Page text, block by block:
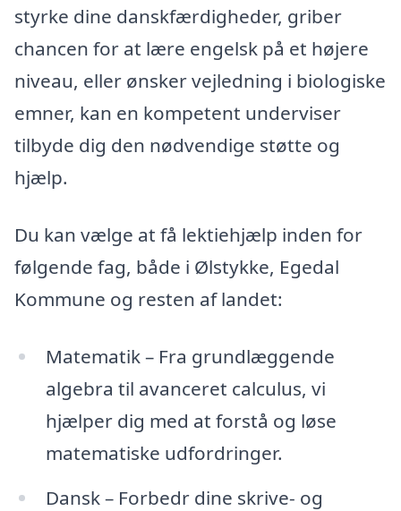
styrke dine danskfærdigheder, griber
chancen for at lære engelsk på et højere
niveau, eller ønsker vejledning i biologiske
emner, kan en kompetent underviser
tilbyde dig den nødvendige støtte og
hjælp.
Du kan vælge at få lektiehjælp inden for
følgende fag, både i Ølstykke, Egedal
Kommune og resten af landet:
Matematik – Fra grundlæggende
algebra til avanceret calculus, vi
hjælper dig med at forstå og løse
matematiske udfordringer.
Dansk – Forbedr dine skrive- og